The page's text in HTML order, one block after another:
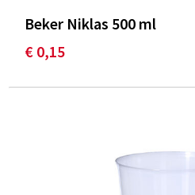
Beker Niklas 500 ml
€ 0,15